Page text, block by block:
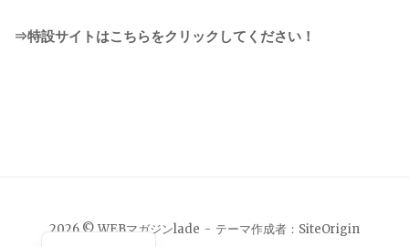
⇒特設サイトはこちらをクリックしてください！
2026 © WEBマガジンlade テーマ作成者： SiteOrigin
English